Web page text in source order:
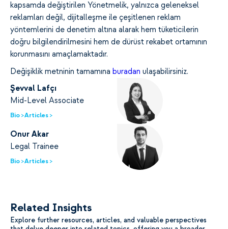
kapsamda değiştirilen Yönetmelik, yalnızca geleneksel
reklamları değil, dijitalleşme ile çeşitlenen reklam
yöntemlerini de denetim altına alarak hem tüketicilerin
doğru bilgilendirilmesini hem de dürüst rekabet ortamının
korunmasını amaçlamaktadır.
Değişiklik metninin tamamına buradan ulaşabilirsiniz.
Şevval Lafçı
Mid-Level Associate
Bio >Articles >
Onur Akar
Legal Trainee
Bio >Articles >
Related Insights
Explore further resources, articles, and valuable perspectives